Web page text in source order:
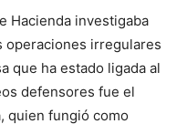
Hacienda investigaba
operaciones irregulares
que ha estado ligada al
defensores fue el
quien fungió como